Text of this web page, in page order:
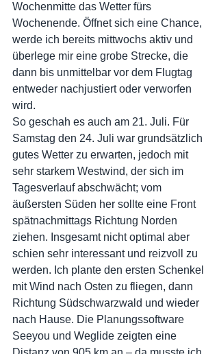
Wochenmitte das Wetter fürs
Wochenende. Öffnet sich eine Chance,
werde ich bereits mittwochs aktiv und
überlege mir eine grobe Strecke, die
dann bis unmittelbar vor dem Flugtag
entweder nachjustiert oder verworfen
wird.
So geschah es auch am 21. Juli. Für
Samstag den 24. Juli war grundsätzlich
gutes Wetter zu erwarten, jedoch mit
sehr starkem Westwind, der sich im
Tagesverlauf abschwächt; vom
äußersten Süden her sollte eine Front
spätnachmittags Richtung Norden
ziehen. Insgesamt nicht optimal aber
schien sehr interessant und reizvoll zu
werden. Ich plante den ersten Schenkel
mit Wind nach Osten zu fliegen, dann
Richtung Südschwarzwald und wieder
nach Hause. Die Planungssoftware
Seeyou und Weglide zeigten eine